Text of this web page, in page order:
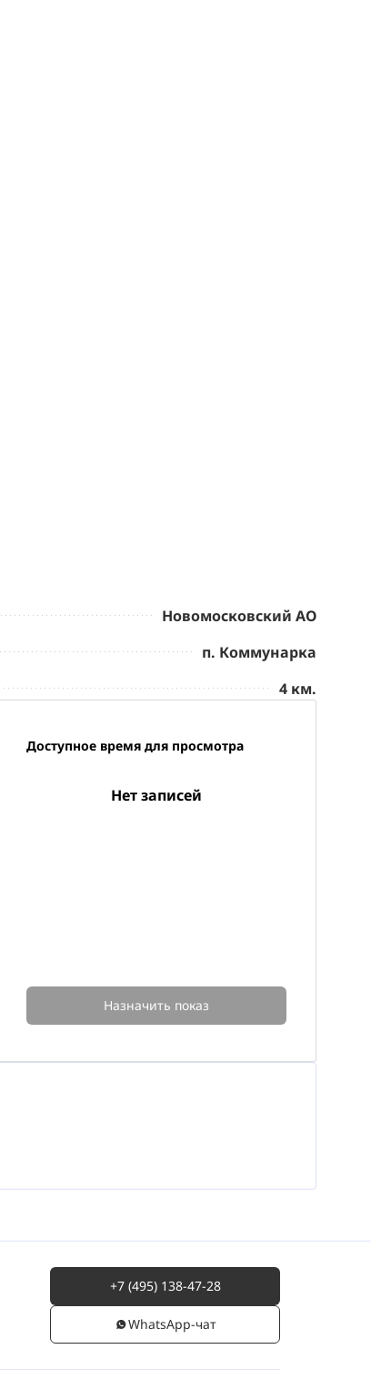
Новомосковский АО
п. Коммунарка
4 км.
Доступное время для просмотра
Нет записей
Назначить показ
+7 (495) 138-47-28
WhatsАpp-чат